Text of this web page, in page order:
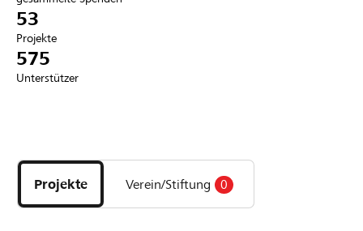
Anmelden
DE FR IT
53
Projekte
575
Unterstützer
Projekte
und
Organisationen
Projekte Verein/Stiftung 0